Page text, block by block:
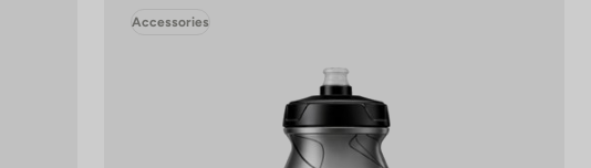
Accessories